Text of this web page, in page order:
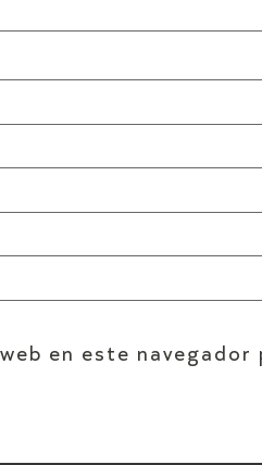
en este navegador